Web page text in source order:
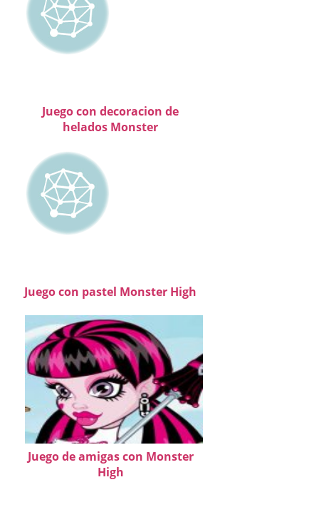
Juego con decoracion de
helados Monster
Juego con pastel Monster High
Juego de amigas con Monster
High